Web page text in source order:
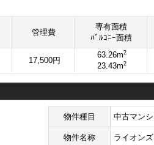
管理費
専有面積
ﾊﾞﾙｺﾆｰ面積
17,500円
63.26m2
23.43m2
物件種目 中古マン
物件名称 ライオン